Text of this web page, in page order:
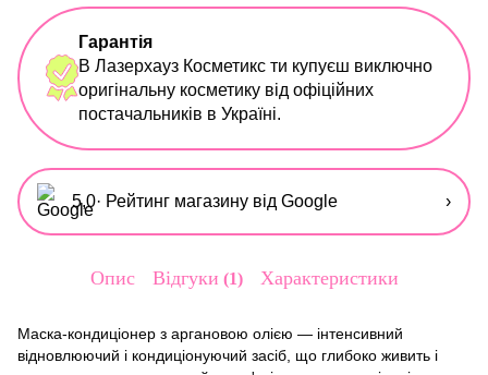
Гарантія
В Лазерхауз Косметикс ти купуєш виключно
оригінальну косметику від офіційних
постачальників в Україні.
5,0· Рейтинг магазину від Google ›
Опис Відгуки 1 Характеристики
Маска-кондиціонер з аргановою олією — інтенсивний
відновлюючий і кондиціонуючий засіб, що глибоко живить і